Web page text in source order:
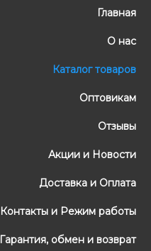
Главная
О нас
Каталог товаров
Оптовикам
Отзывы
Акции и Новости
Доставка и Оплата
Контакты и Режим работы
Гарантия, обмен и возврат